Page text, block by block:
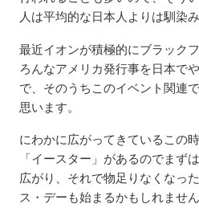
人は平均的な日本人よりは馴染
最近イオンが積極的にブラック
ろんなアメリカ発行事を日本で
で、そのうちこのイベント関連
思います。
にわかに広がってきているこの
「イースター」があるのでまず
広がり、それで物足りなくなっ
ス・デーも始まるかもしれません